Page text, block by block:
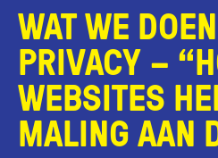
WAT WE
PRIVACY –
WEBSITES
MALING AAN